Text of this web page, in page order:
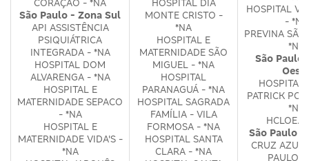
CORAÇÃO - *NA
São Paulo - Zona Sul
API ASSISTÊNCIA
PSIQUIÁTRICA
INTEGRADA - *NA
HOSPITAL DOM
ALVARENGA - *NA
HOSPITAL E
MATERNIDADE SEPACO
- *NA
HOSPITAL E
MATERNIDADE VIDA'S -
*NA
HOSPITAL DIA
MONTE CRISTO -
*NA
HOSPITAL E
MATERNIDADE SÃO
MIGUEL - *NA
HOSPITAL
PARANAGUÁ - *NA
HOSPITAL SAGRADA
FAMÍLIA - VILA
FORMOSA - *NA
HOSPITAL SANTA
CLARA - *NA
HOSPITAL
- *NA
PREVINA
*NA
São Paulo
HOSPITAL
PATRICK
*NA
HCLOE.
São Paulo -
CRUZ AZUL
PAULO -